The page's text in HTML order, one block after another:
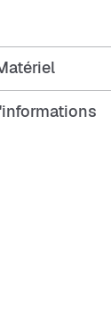
offrent un
douce, ce
tu profites